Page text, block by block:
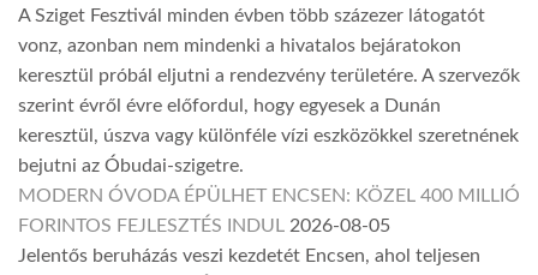
A Sziget Fesztivál minden évben több százezer látogatót
vonz, azonban nem mindenki a hivatalos bejáratokon
keresztül próbál eljutni a rendezvény területére. A szervezők
szerint évről évre előfordul, hogy egyesek a Dunán
keresztül, úszva vagy különféle vízi eszközökkel szeretnének
bejutni az Óbudai-szigetre.
MODERN ÓVODA ÉPÜLHET ENCSEN: KÖZEL 400 MILLIÓ
FORINTOS FEJLESZTÉS INDUL 2026-08-05
Jelentős beruházás veszi kezdetét Encsen, ahol teljesen